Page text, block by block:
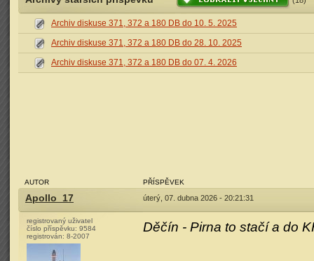
Archiv diskuse 371, 372 a 180 DB do 10. 5. 2025
Archiv diskuse 371, 372 a 180 DB do 28. 10. 2025
Archiv diskuse 371, 372 a 180 DB do 07. 4. 2026
AUTOR PŘÍSPĚVEK
Apollo_17 úterý, 07. dubna 2026 - 20:21:31
registrovaný uživatel
číslo příspěvku: 9584
registrován: 8-2007
Děčín - Pirna to stačí a do